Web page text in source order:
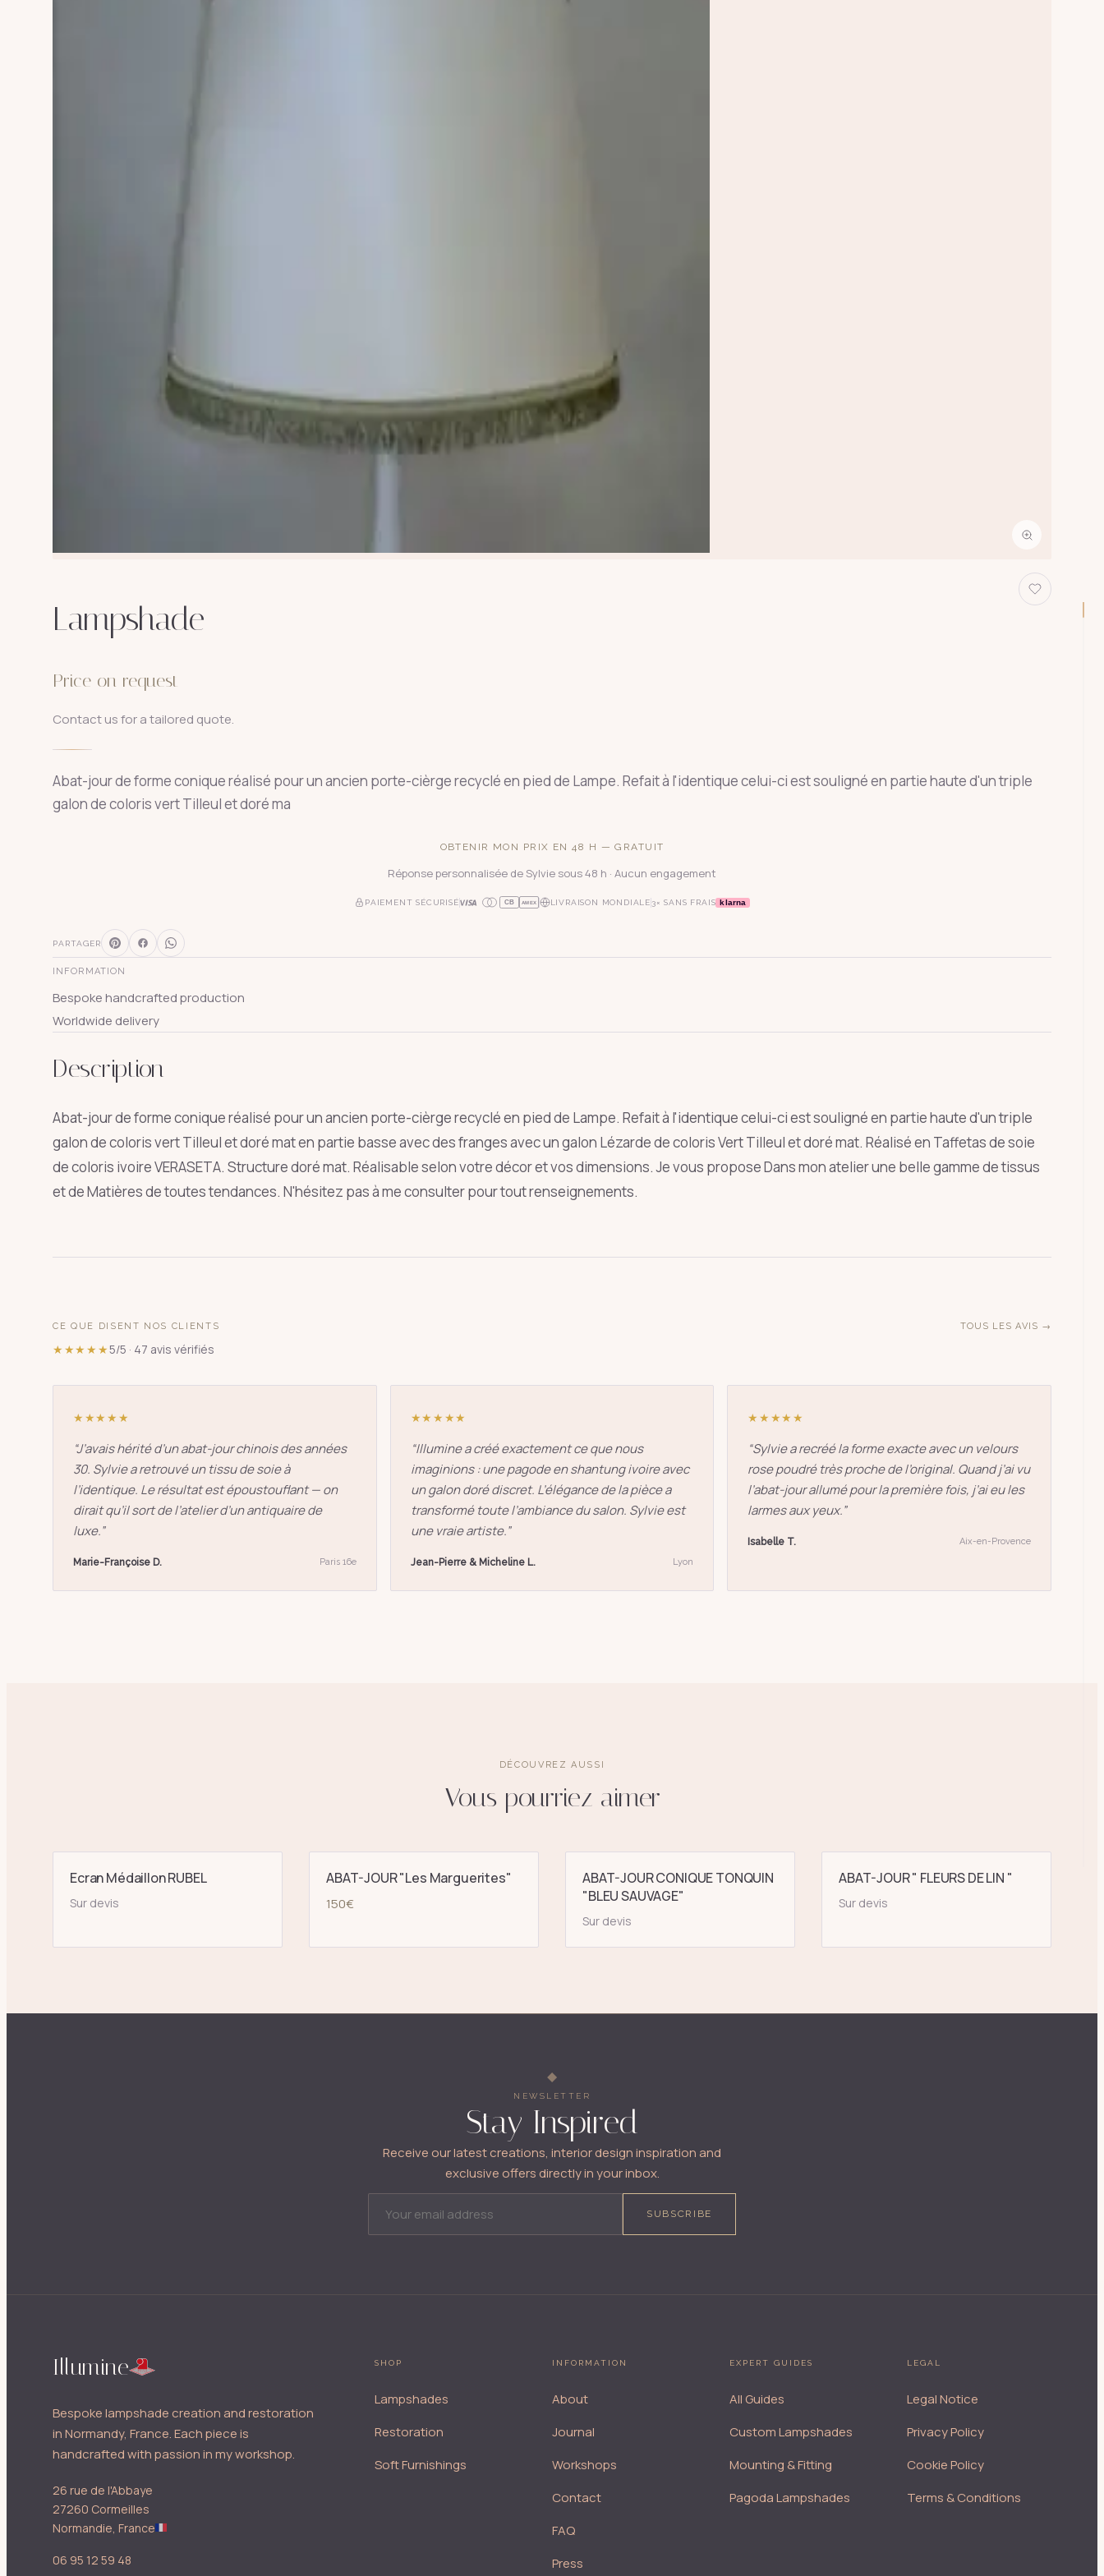
Lampshade
Price on request
Contact us for a tailored quote.
Abat-jour de forme conique réalisé pour un ancien porte-cièrge recyclé en pied de Lampe. Refait à l'identique celui-ci est souligné en partie haute d'un triple
galon de coloris vert Tilleul et doré ma
OBTENIR MON PRIX EN 48 H — GRATUIT
Réponse personnalisée de Sylvie sous 48 h · Aucun engagement
PAIEMENT SÉCURISÉ CB AMEX LIVRAISON MONDIALE 3× SANS FRAIS klarna
PARTAGER
INFORMATION
Bespoke handcrafted production
Worldwide delivery
Description
Abat-jour de forme conique réalisé pour un ancien porte-cièrge recyclé en pied de Lampe. Refait à l'identique celui-ci est souligné en partie haute d'un triple
galon de coloris vert Tilleul et doré mat en partie basse avec des franges avec un galon Lézarde de coloris Vert Tilleul et doré mat. Réalisé en Taffetas de soie
de coloris ivoire VERASETA. Structure doré mat. Réalisable selon votre décor et vos dimensions. Je vous propose Dans mon atelier une belle gamme de tissus
et de Matières de toutes tendances. N'hésitez pas à me consulter pour tout renseignements.
CE QUE DISENT NOS CLIENTS
★★★★★5/5 · 47 avis vérifiés
TOUS LES AVIS →
★★★★★
“J’avais hérité d’un abat-jour chinois des années
30. Sylvie a retrouvé un tissu de soie à
l’identique. Le résultat est époustouflant — on
dirait qu’il sort de l’atelier d’un antiquaire de
luxe.”
Marie-Françoise D. Paris 16e
★★★★★
“Illumine a créé exactement ce que nous
imaginions : une pagode en shantung ivoire avec
un galon doré discret. L’élégance de la pièce a
transformé toute l’ambiance du salon. Sylvie est
une vraie artiste.”
Jean-Pierre & Micheline L. Lyon
★★★★★
“Sylvie a recréé la forme exacte avec un velours
rose poudré très proche de l’original. Quand j’ai vu
l’abat-jour allumé pour la première fois, j’ai eu les
larmes aux yeux.”
Isabelle T. Aix-en-Provence
DÉCOUVREZ AUSSI
Vous pourriez aimer
Ecran Médaillon RUBEL
Sur devis
ABAT-JOUR "Les Marguerites"
150€
ABAT-JOUR CONIQUE TONQUIN
"BLEU SAUVAGE"
Sur devis
ABAT-JOUR " FLEURS DE LIN "
Sur devis
NEWSLETTER
Stay Inspired
Receive our latest creations, interior design inspiration and
exclusive offers directly in your inbox.
SUBSCRIBE
Illumine
Bespoke lampshade creation and restoration
in Normandy, France. Each piece is
handcrafted with passion in my workshop.
26 rue de l'Abbaye
27260 Cormeilles
Normandie, France
06 95 12 59 48
SHOP
Lampshades
Restoration
Soft Furnishings
INFORMATION
About
Journal
Workshops
Contact
FAQ
Press
EXPERT GUIDES
All Guides
Custom Lampshades
Mounting & Fitting
Pagoda Lampshades
LEGAL
Legal Notice
Privacy Policy
Cookie Policy
Terms & Conditions
ÉCHAP
SUGGESTIONS